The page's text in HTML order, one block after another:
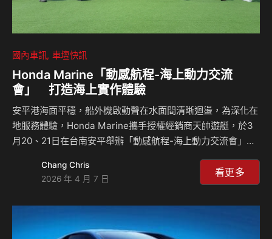
國內車訊 車壇快訊
Honda Marine「動感航程-海上動力交流
會」 打造海上實作體驗
安平港海面平穩，船外機啟動聲在水面間清晰迴盪，為深化在
地服務體驗，Honda Marine攜手授權經銷商天帥遊艇，於3
月20、21日在台南安平舉辦「動感航程-海上動力交流會」，
建立維護觀念並體驗引擎性能。 本次活動中，原廠技術團隊
以實作示範方式，講解機油油位判讀、油水分離器清潔、陽極
旗艦引擎作為試乘主力，在專業教練示範航程並全程陪同下，
讓參與者實際感受引擎在加速反應、高速穩定性與推進順暢度
Chang Chris
2026 年 4 月 7 日
看更多